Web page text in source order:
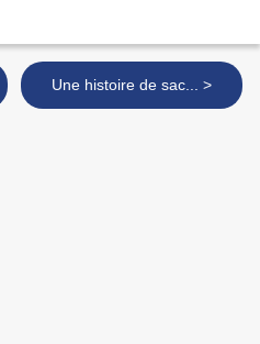
Une histoire de sac... >